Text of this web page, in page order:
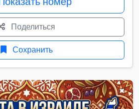
Поделиться
Сохранить